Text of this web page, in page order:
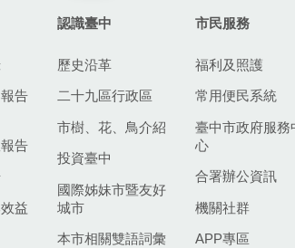
告
告
益
認識臺中
歷史沿革
二十九區行政區
市樹、花、鳥介紹
投資臺中
國際姊妹市暨友好
城市
本市相關雙語詞彙
市民服務
福利及照護
常用便民系統
臺中市政府服務
心
合署辦公資訊
機關社群
APP專區